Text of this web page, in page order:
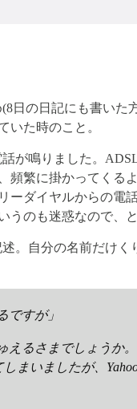
日の日記にも書いた
いた時のこと。
が鳴りました。
頻繁に掛かってくる
ーダイヤルからの電
うのも迷惑なので、
。自分の名前だけ
ですが」
えるさまでしょうか
まいましたが、